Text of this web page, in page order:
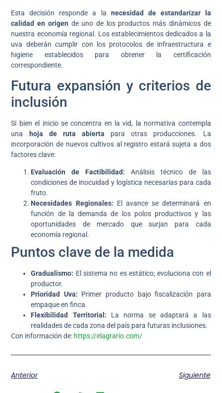
Esta decisión responde a la necesidad de estandarizar la
calidad en origen de uno de los productos más dinámicos de
nuestra economía regional. Los establecimientos dedicados a la
uva deberán cumplir con los protocolos de infraestructura e
higiene establecidos para obtener la certificación
correspondiente.
Futura expansión y criterios de
inclusión
Si bien el inicio se concentra en la vid, la normativa contempla
una
hoja de ruta abierta para otras producciones. La
incorporación de nuevos cultivos al registro estará sujeta a dos
factores clave:
Evaluación de Factibilidad: Análisis técnico de las
condiciones de inocuidad y logística necesarias para cada
fruto.
Necesidades Regionales: El avance se determinará en
función de la demanda de los polos productivos y las
oportunidades de mercado que surjan para cada
economía regional.
Puntos clave de la medida
Gradualismo: El sistema no es estático; evoluciona con el
productor.
Prioridad Uva: Primer producto bajo fiscalización para
empaque en finca.
Flexibilidad Territorial: La norma se adaptará a las
realidades de cada zona del país para futuras inclusiones.
Con información de: https://elagrario.com/
Anterior Siguiente